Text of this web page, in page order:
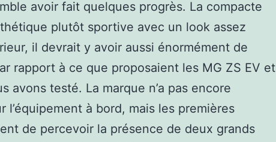
avoir fait quelques progrès. La compacte
plutôt sportive avec un look assez
il devrait y avoir aussi énormément de
rapport à ce que proposaient les MG ZS EV et
avons testé. La marque n’a pas encore
l’équipement à bord, mais les premières
de percevoir la présence de deux grands